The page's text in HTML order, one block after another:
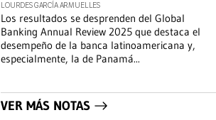
LOURDES GARCÍA ARMUELLES
Los resultados se desprenden del Global
Banking Annual Review 2025 que destaca el
desempeño de la banca latinoamericana y,
especialmente, la de Panamá...
VER MÁS NOTAS